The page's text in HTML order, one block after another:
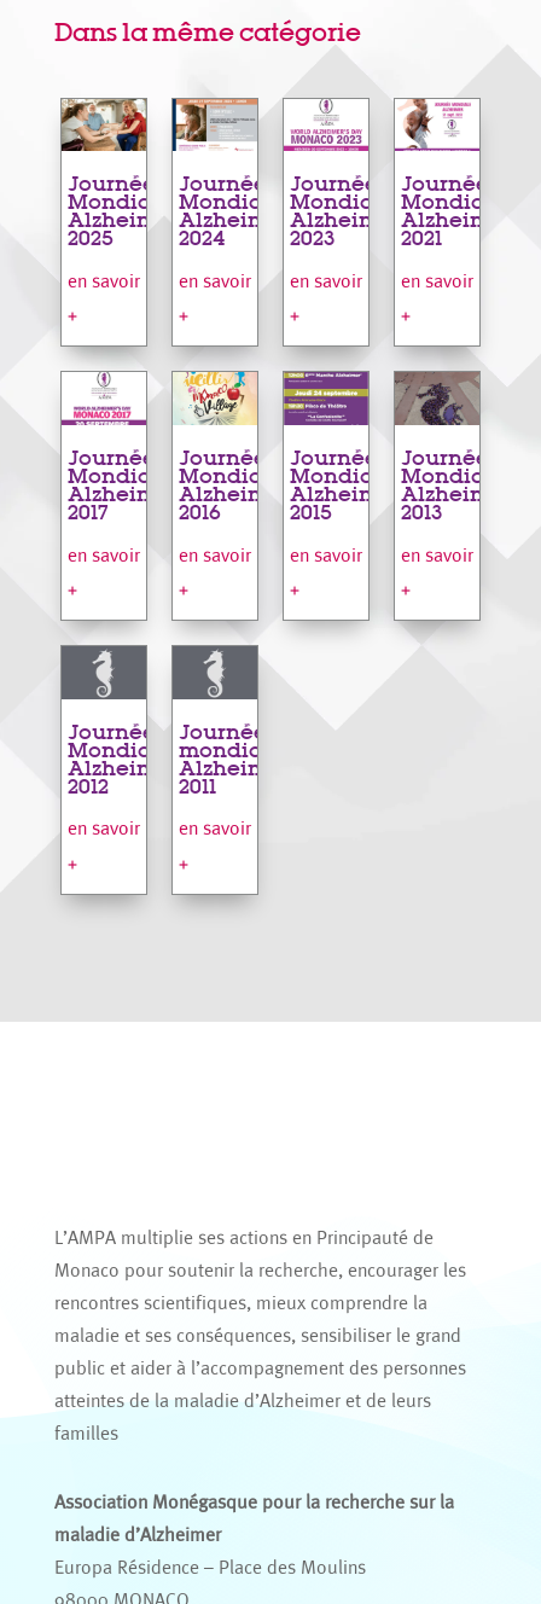
Dans la même catégorie
Journée
Mondiale
Alzheimer
2025
en savoir
+
Journée
Mondiale
Alzheimer
2024
en savoir
+
Journée
Mondiale
Alzheimer
2023
en savoir
+
Journée
Mondiale
Alzheimer
2021
en savoir
+
Journée
Mondiale
Alzheimer
2017
en savoir
+
Journée
Mondiale
Alzheimer
2016
en savoir
+
Journée
Mondiale
Alzheimer
2015
en savoir
+
Journée
Mondiale
Alzheimer
2013
en savoir
+
Journée
Mondiale
Alzheimer
2012
en savoir
+
Journée
mondiale
Alzheimer
2011
en savoir
+
L’AMPA multiplie ses actions en Principauté de
Monaco pour soutenir la recherche, encourager les
rencontres scientifiques, mieux comprendre la
maladie et ses conséquences, sensibiliser le grand
public et aider à l’accompagnement des personnes
atteintes de la maladie d’Alzheimer et de leurs
familles
Association Monégasque pour la recherche sur la
maladie d’Alzheimer
Europa Résidence – Place des Moulins